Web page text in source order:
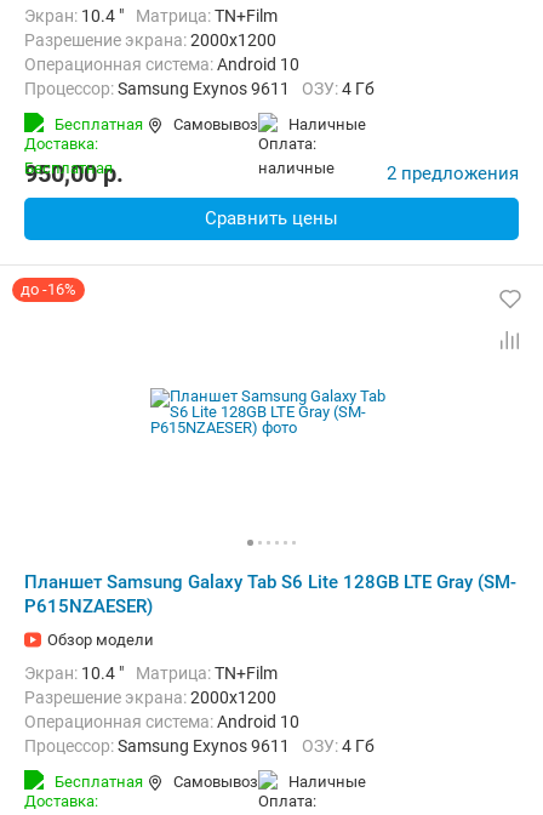
Экран: 10.4 " Матрица:TN+Film
Разрешение экрана:2000x1200
Операционная система:Android 10
Процессор:Samsung Exynos 9611 ОЗУ:4 Гб
Встроенная память:
Тыловая камера:
Беспроводная связь:
Bluetooth, Wi-Fi
Комплектация:
Вес:467 г
Бесплатная Самовывоз наличные
950,00p. 2 предложения
Сравнить цены
до -16%
Планшет Samsung Galaxy Tab S6 Lite 128GB LTE Gray (SM-
P615NZAESER)
Обзор модели
Экран: 10.4 " Матрица:TN+Film
Разрешение экрана:2000x1200
Операционная система:Android 10
Процессор:Samsung Exynos 9611 ОЗУ:4 Гб
Встроенная память:
Тыловая камера:
Беспроводная связь:
4G (LTE), Bluetooth, Wi-Fi
Бесплатная Самовывоз наличные